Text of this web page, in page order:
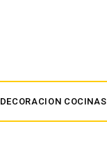
DECORACION COCINAS